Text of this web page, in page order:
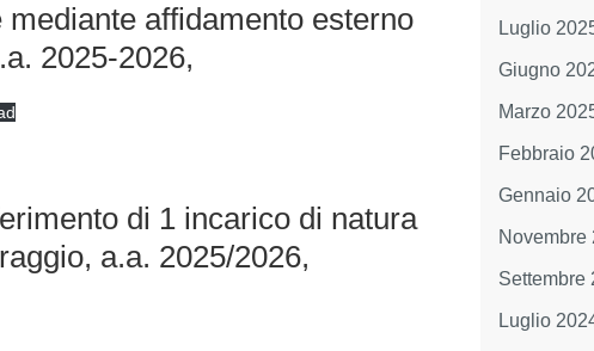
affidamento esterno
2025-2026,
di 1 incarico di natura
a.a. 2025/2026,
Luglio
Giugno
Marzo
Febbraio
Gennaio
Novembre
Settembre
Luglio